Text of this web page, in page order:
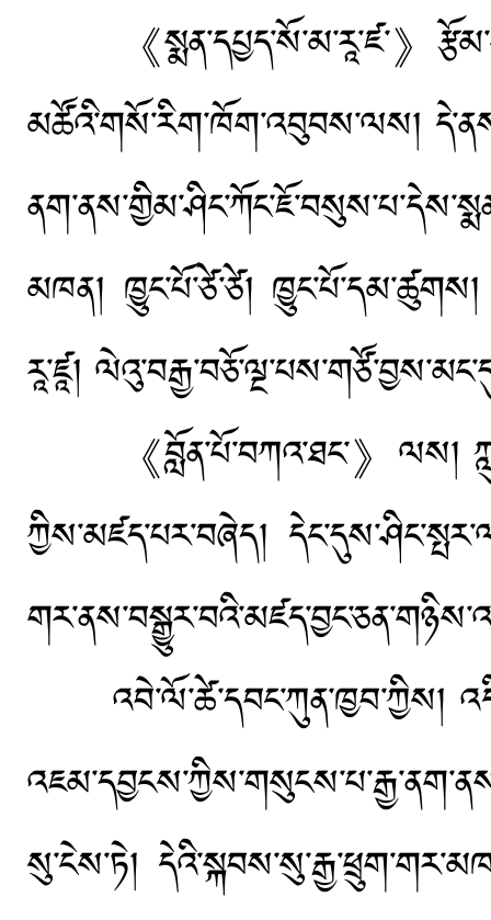
《སྨན་དཔྱད་སོ་མ་རཱ་ཛ་》
མཚོའི་གསོ་རིག་ཁོག་འབུབས་ལས།
མཁན། ཁྱུང་པོ་ཙེ་ཙེ།
རཱ་ཛཱ།
《བློན་པོ་བཀའ་ཐང་》ལས།
ཀྱིས་མཛད་པར་བཞེད།
འབེ་ལོ་ཚེ་དབང་ཀུན་ཁྱབ་ཀྱིས།
སུ་ངེས་ཏེ།